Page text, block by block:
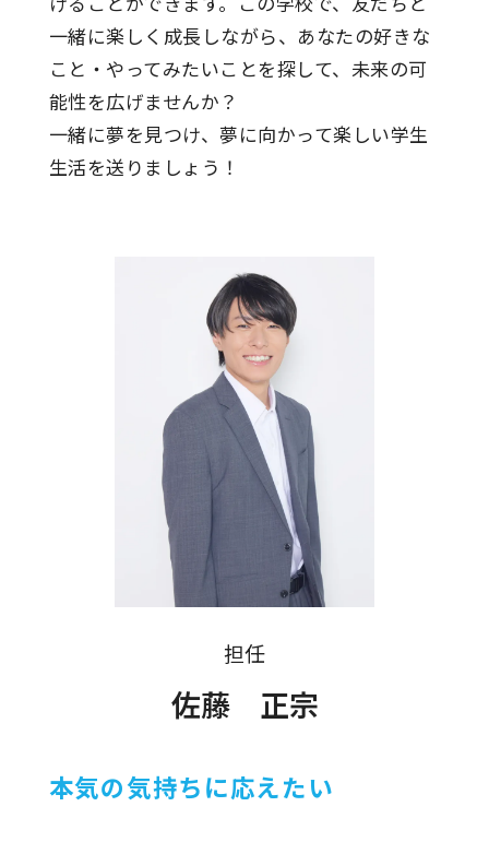
一緒に楽しく成長しながら、あなたの好きな
こと・やってみたいことを探して、未来の可
能性を広げませんか？
一緒に夢を見つけ、夢に向かって楽しい学生
生活を送りましょう！
担任
佐藤 正宗
本気の気持ちに応えたい